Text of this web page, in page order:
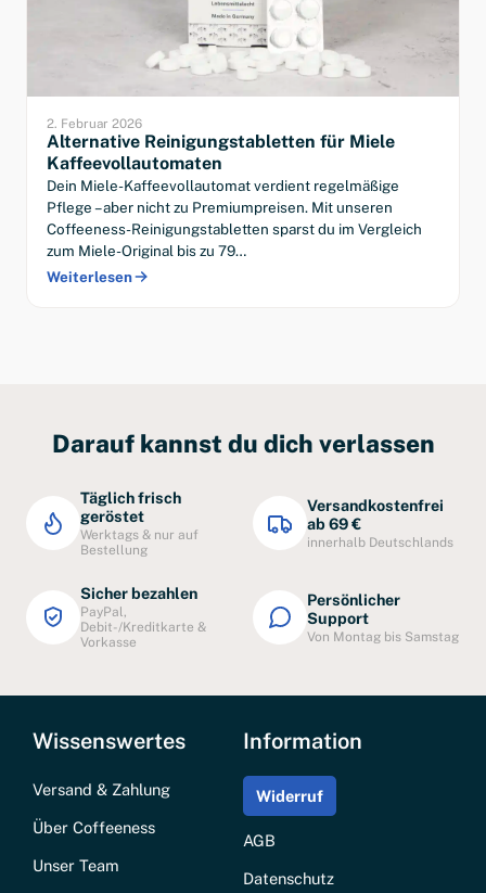
2. Februar 2026
Alternative Reinigungstabletten für Miele
Kaffeevollautomaten
Dein Miele-Kaffeevollautomat verdient regelmäßige
Pflege – aber nicht zu Premiumpreisen. Mit unseren
Coffeeness-Reinigungstabletten sparst du im Vergleich
zum Miele-Original bis zu 79…
Weiterlesen
Darauf kannst du dich verlassen
Täglich frisch
geröstet
Werktags & nur auf
Bestellung
Versandkostenfrei
ab 69 €
innerhalb Deutschlands
Sicher bezahlen
PayPal,
Debit-/Kreditkarte &
Vorkasse
Persönlicher
Support
Von Montag bis Samstag
Wissenswertes
Versand & Zahlung
Über Coffeeness
Unser Team
Information
Widerruf
AGB
Datenschutz